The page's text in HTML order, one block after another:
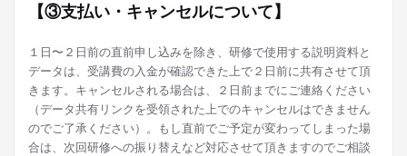
【③支払い・キャンセルについて】
１日〜２日前の直前申し込みを除き、研修で使用する説明資料と
データは、受講費の入金が確認できた上で２日前に共有させて頂
きます。キャンセルされる場合は、２日前までにご連絡ください
（データ共有リンクを受領された上でのキャンセルはできません
のでご了承ください）。もし直前でご予定が変わってしまった場
合は、次回研修への振り替えなど対応させて頂きますのでご相談